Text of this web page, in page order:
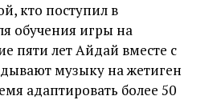
кто поступил в
обучения игры на
пяти лет Айдай вместе с
музыку на жетиген
адаптировать более 50